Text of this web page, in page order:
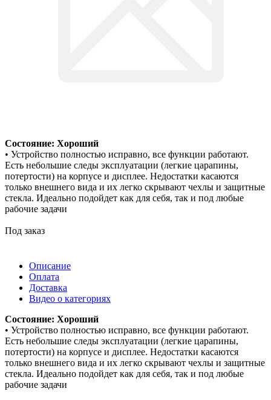
Состояние: Хороший
• Устройство полностью исправно, все функции работают.
Есть небольшие следы эксплуатации (легкие царапины,
потертости) на корпусе и дисплее. Недостатки касаются
только внешнего вида и их легко скрывают чехлы и защитные
стекла. Идеально подойдет как для себя, так и под любые
рабочие задачи
Под заказ
Описание
Оплата
Доставка
Видео о категориях
Состояние: Хороший
• Устройство полностью исправно, все функции работают.
Есть небольшие следы эксплуатации (легкие царапины,
потертости) на корпусе и дисплее. Недостатки касаются
только внешнего вида и их легко скрывают чехлы и защитные
стекла. Идеально подойдет как для себя, так и под любые
рабочие задачи